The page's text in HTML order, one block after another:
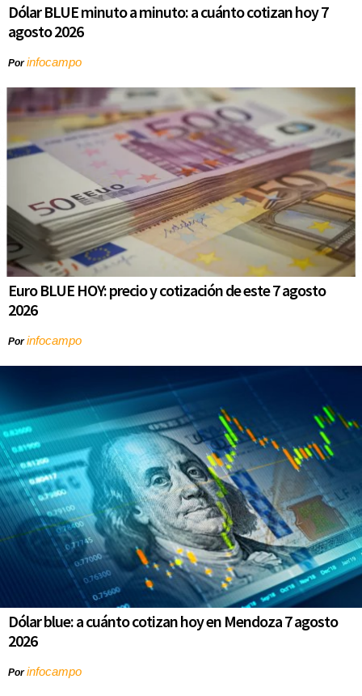
Dólar BLUE minuto a minuto: a cuánto cotizan hoy 7
agosto 2026
Porinfocampo
Euro BLUE HOY: precio y cotización de este 7 agosto
2026
Porinfocampo
Dólar blue: a cuánto cotizan hoy en Mendoza 7 agosto
2026
Porinfocampo